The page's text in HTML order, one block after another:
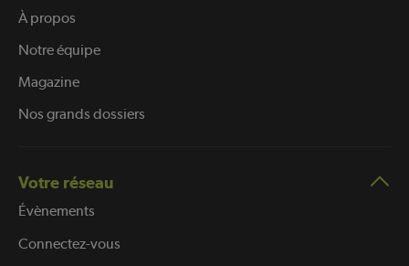
À propos
Notre équipe
Magazine
Nos grands dossiers
Votre réseau
Évènements
Connectez-vous